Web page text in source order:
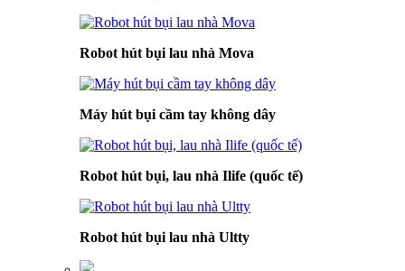
Robot hút bụi lau nhà Mova
Máy hút bụi cầm tay không dây
Robot hút bụi, lau nhà Ilife (quốc tế)
Robot hút bụi lau nhà Ultty